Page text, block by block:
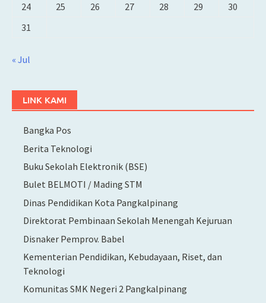
24
25 26 27 28 29
30
31
« Jul
LINK KAMI
Bangka Pos
Berita Teknologi
Buku Sekolah Elektronik (BSE)
Bulet BELMOTI / Mading STM
Dinas Pendidikan Kota Pangkalpinang
Direktorat Pembinaan Sekolah Menengah Kejuruan
Disnaker Pemprov. Babel
Kementerian Pendidikan, Kebudayaan, Riset, dan
Teknologi
Komunitas SMK Negeri 2 Pangkalpinang